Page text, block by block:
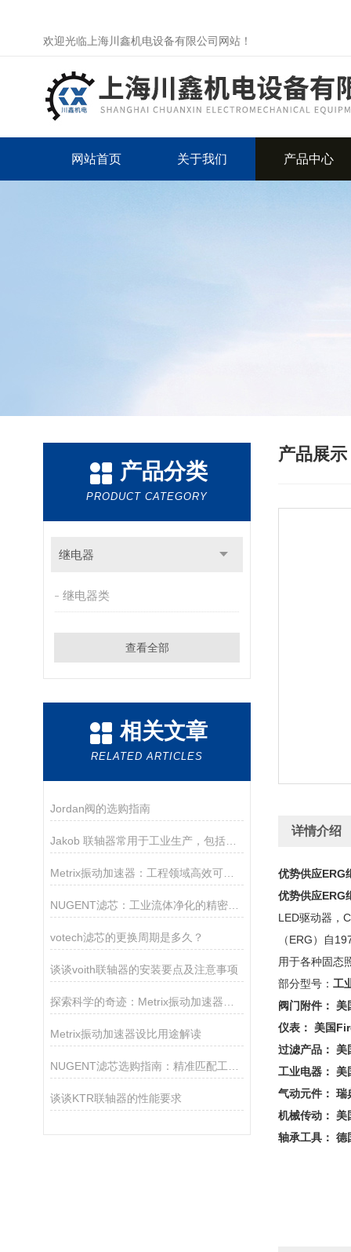
欢迎光临上海川鑫机电设备有限公司网站！
网站首页 关于我们 产品中心
产品分类
PRODUCT CATEGORY
继电器
继电器类
查看全部
相关文章
RELATED ARTICLES
Jordan阀的选购指南
Jakob 联轴器常用于工业生产，包括工厂自动化和机械制造等领域
Metrix振动加速器：工程领域高效可靠的振动试验设备
NUGENT滤芯：工业流体净化的精密守护者
votech滤芯的更换周期是多久？
谈谈voith联轴器的安装要点及注意事项
Metrix振动加速器设比用途解读
谈谈KTR联轴器的性能要求
产品展示
详情介绍
优势供应ERG
优势供应ERG
LED驱动器，
（ERG）自
用于各种固态
部分型号： 工
阀门附件：
仪表： 美国
过滤产品：
工业电器：
气动元件：
机械传动： 美
轴承工具： 德